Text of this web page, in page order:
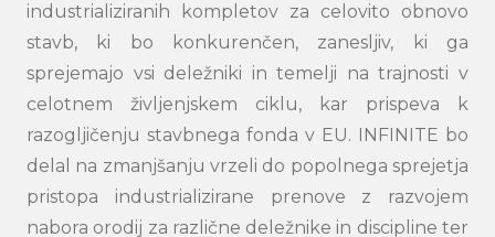
industrializiranih kompletov za celovito obnovo
stavb, ki bo konkurenčen, zanesljiv, ki ga
sprejemajo vsi deležniki in temelji na trajnosti v
celotnem življenjskem ciklu, kar prispeva k
razogljičenju stavbnega fonda v EU. INFINITE bo
delal na zmanjšanju vrzeli do popolnega sprejetja
pristopa industrializirane prenove z razvojem
nabora orodij za različne deležnike in discipline ter